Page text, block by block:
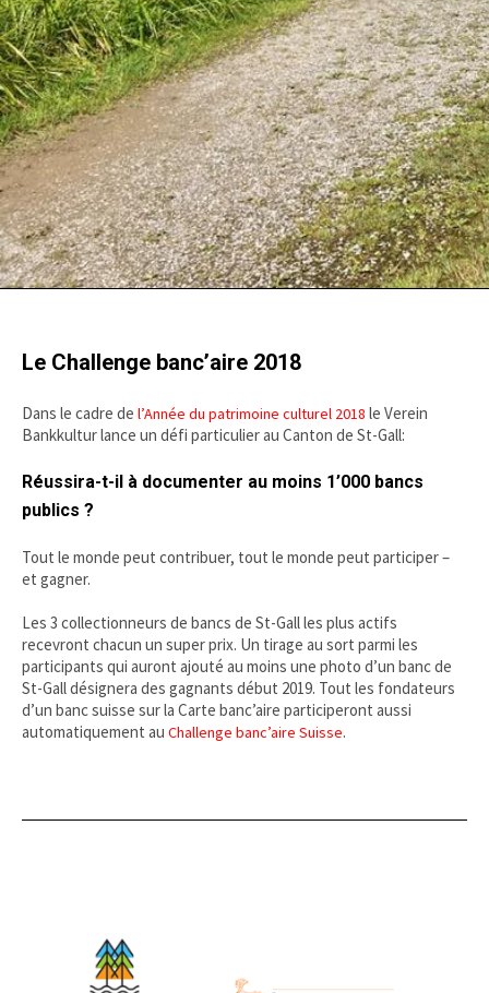
Le Challenge banc’aire 2018
Dans le cadre del’Année du patrimoine culturel 2018 le Verein
Bankkultur lance un défi particulier au Canton de St-Gall:
Réussira-t-il à documenter au moins 1’000 bancs
publics ?
Tout le monde peut contribuer, tout le monde peut participer –
et gagner.
Les 3 collectionneurs de bancs de St-Gall les plus actifs
recevront chacun un super prix. Un tirage au sort parmi les
participants qui auront ajouté au moins une photo d’un banc de
St-Gall désignera des gagnants début 2019. Tout les fondateurs
d’un banc suisse sur la Carte banc’aire participeront aussi
automatiquement auChallenge banc’aire Suisse.